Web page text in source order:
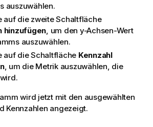
auszuwählen.
auf die zweite Schaltfläche
hinzufügen , um den y-Achsen-Wert
auszuwählen.
auf die Schaltfläche Kennzahl
, um die Metrik auszuwählen, die
wird jetzt mit den ausgewählten
Kennzahlen angezeigt.